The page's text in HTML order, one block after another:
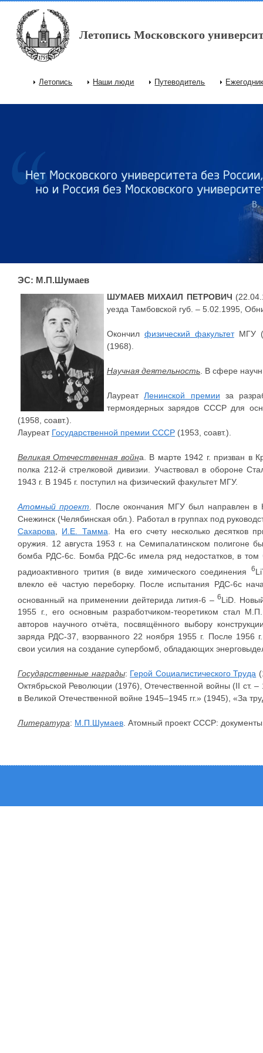
Перейти к основному содержанию
Летопись Московского
Главное меню
Летопись Наши люди Путеводитель
ЭС: М.П.Шумаев
ШУМАЕВ МИХАИЛ ПЕТРОВИЧ
уезда Тамбовской губ. – 5.02.1995,
Окончил физический факультетМГУ
(1968).
Научная деятельность . В сфере
ЛауреатЛенинской премии за
термоядерных зарядов СССР для
(1958, соавт.).
Лауреат Государственной премии СССР (1953, соавт.).
Великая Отечественная война. В марте 1942 г. призван в
полка 212-й стрелковой дивизии. Участвовал в обороне
1943 г. В 1945 г. поступил на физический факультет МГУ.
Атомный проект . После окончания МГУ был направлен в
Снежинск (Челябинская обл.). Работал в группах под
Сахарова
И.Е. Тамма . На его счету несколько десятков
оружия. 12 августа 1953 г. на Семипалатинском полигоне
бомба РДС-6с. Бомба РДС-6с имела ряд недостатков, в том
радиоактивного трития (в виде химического соединения
6
влекло её частую переборку. После испытания РДС-6с
основанный на применении дейтерида лития-6 –6LiD.
1955 г., его основным разработчиком-теоретиком стал
авторов научного отчёта, посвящённого выбору
заряда РДС-37, взорванного 22 ноября 1955 г. После 1956
свои усилия на создание супербомб, обладающих
Государственные награды: Герой Социалистического Труда
Октябрьской Революции (1976), Отечественной войны (II ст.
в Великой Отечественной войне 1945–1945 гг.» (1945), «За
Литература: М.П.Шумаев. Атомный проект СССР: